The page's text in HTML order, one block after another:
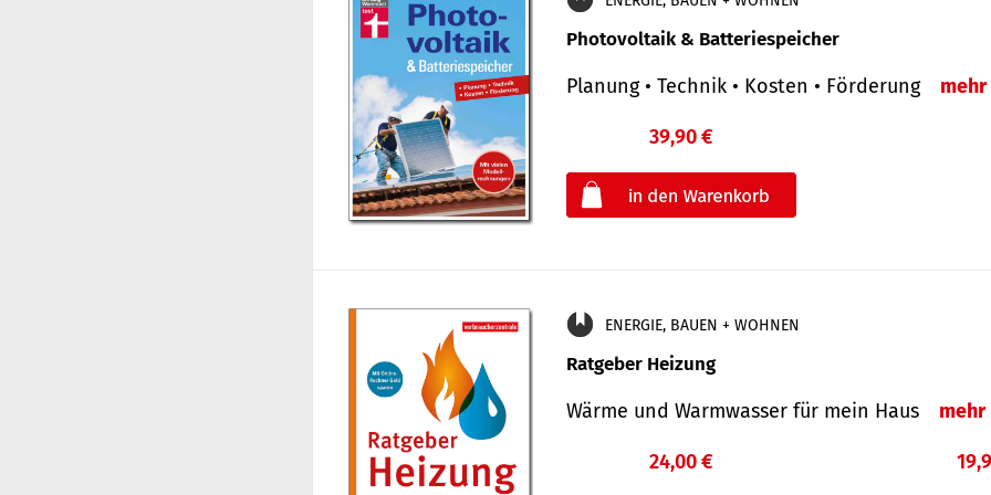
Photovoltaik & Batteriespeicher
Planung • Technik • Kosten • Förderung mehr
39,90 €
ENERGIE, BAUEN + WOHNEN
Ratgeber Heizung
Wärme und Warmwasser für mein Haus mehr
24,00 €